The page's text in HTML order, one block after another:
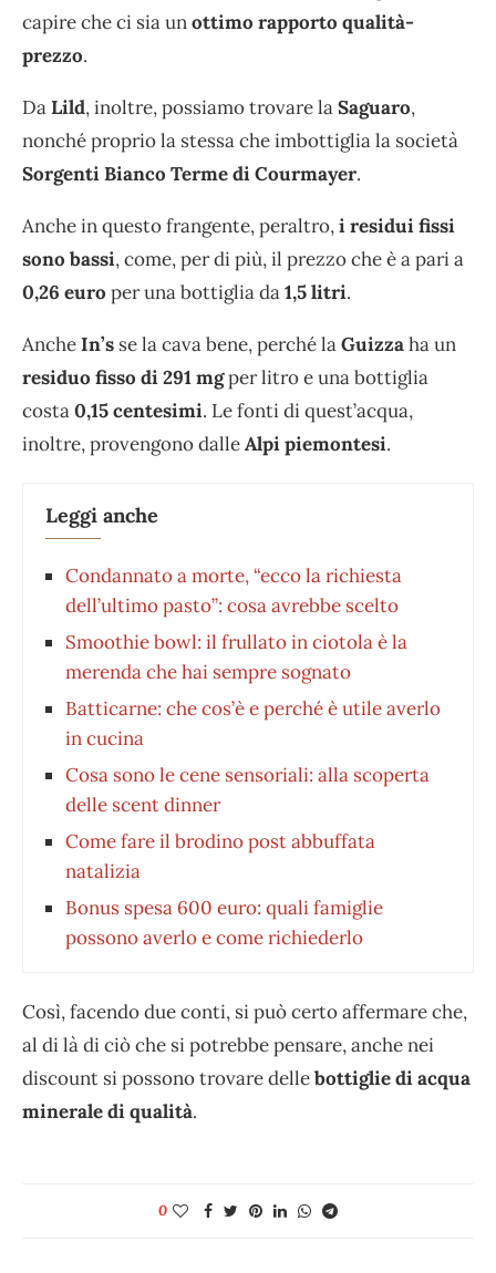
capire che ci sia unottimo rapporto qualità-
prezzo.
DaLild, inoltre, possiamo trovare laSaguaro,
nonché proprio la stessa che imbottiglia la società
Sorgenti Bianco Terme di Courmayer.
Anche in questo frangente, peraltro,i residui fissi
sono bassi, come, per di più, il prezzo che è a pari a
0,26 euro per una bottiglia da1,5 litri.
AncheIn’s se la cava bene, perché laGuizzaha un
residuo fisso di291 mgper litro e una bottiglia
costa0,15 centesimi. Le fonti di quest’acqua,
inoltre, provengono dalleAlpi piemontesi.
Leggi anche
Condannato a morte, “ecco la richiesta
dell’ultimo pasto”: cosa avrebbe scelto
Smoothie bowl: il frullato in ciotola è la
merenda che hai sempre sognato
Batticarne: che cos’è e perché è utile averlo
in cucina
Cosa sono le cene sensoriali: alla scoperta
delle scent dinner
⁠Come fare il brodino post abbuffata
natalizia
Bonus spesa 600 euro: quali famiglie
possono averlo e come richiederlo
Così, facendo due conti, si può certo affermare che,
al di là di ciò che si potrebbe pensare, anche nei
discount si possono trovare dellebottiglie di acqua
minerale di qualità.
0